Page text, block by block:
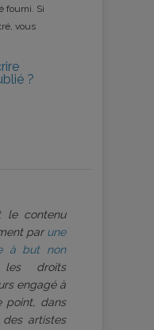
fourni. Si
vous
?
le contenu
par une
à but non
droits
engagé à
point, dans
artistes